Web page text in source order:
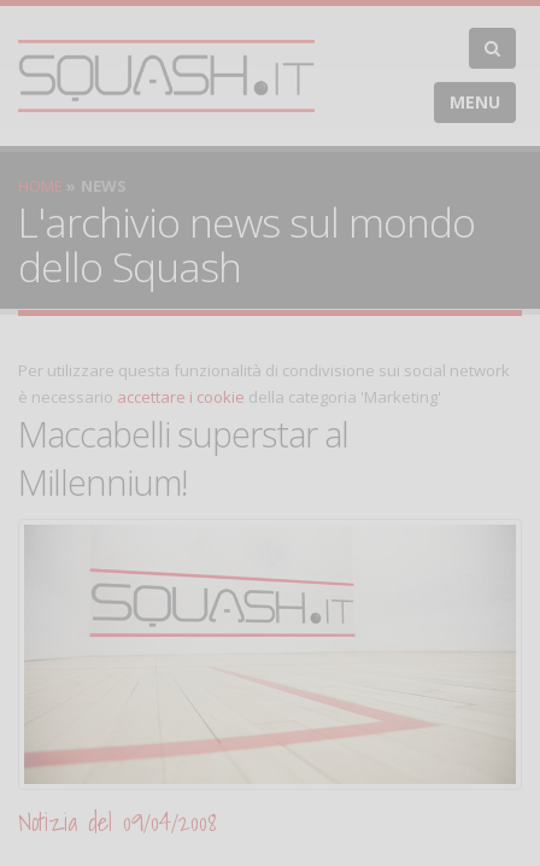
MENU
HOME NEWS
L'archivio news sul mondo
dello Squash
Per utilizzare questa funzionalità di condivisione sui social network
è necessario accettare i cookie della categoria 'Marketing'
Maccabelli superstar al
Millennium!
Notizia del 09/04/2008